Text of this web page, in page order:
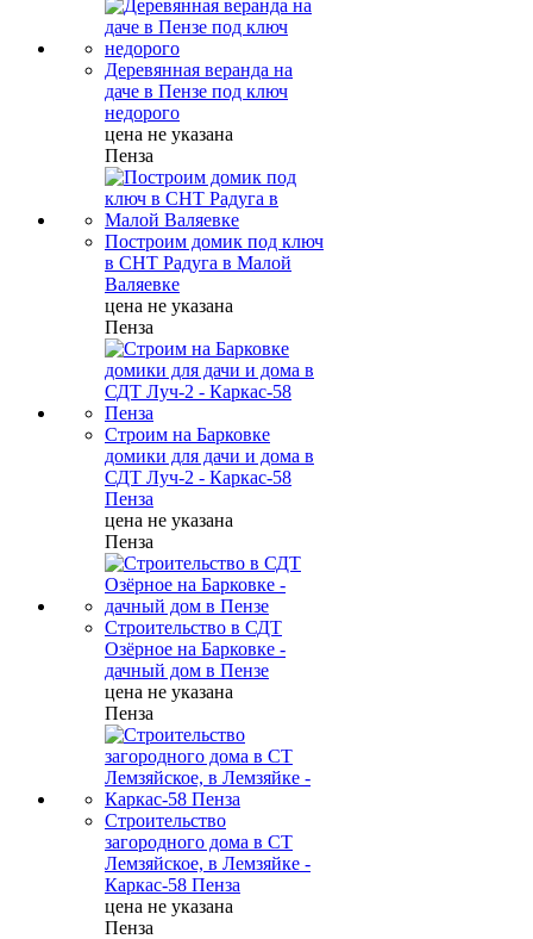
Деревянная веранда на
даче в Пензе под ключ
недорого
цена не указана
Пенза
Построим домик под ключ
в СНТ Радуга в Малой
Валяевке
цена не указана
Пенза
Строим на Барковке
домики для дачи и дома в
СДТ Луч-2 - Каркас-58
Пенза
цена не указана
Пенза
Строительство в СДТ
Озёрное на Барковке -
дачный дом в Пензе
цена не указана
Пенза
Строительство
загородного дома в СТ
Лемзяйское, в Лемзяйке -
Каркас-58 Пенза
цена не указана
Пенза